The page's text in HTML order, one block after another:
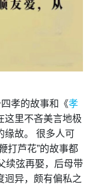
孝的故事和《孝
这里不吝美言地极
缘故。 很多人可
打芦花”的故事都
续弦再娶，后母带
迥异，颇有偏私之